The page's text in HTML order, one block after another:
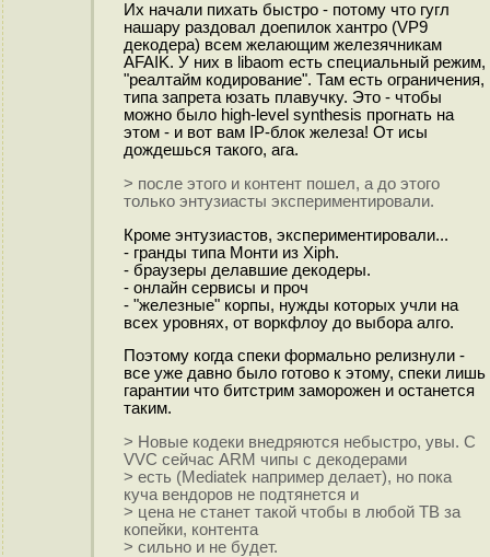
Их начали пихать быстро - потому что гугл
нашару раздовал доепилок хантро (VP9
декодера) всем желающим железячникам
AFAIK. У них в libaom есть специальный режим,
"реалтайм кодирование". Там есть ограничения,
типа запрета юзать плавучку. Это - чтобы
можно было high-level synthesis прогнать на
этом - и вот вам IP-блок железа! От исы
дождешься такого, ага.
> после этого и контент пошел, а до этого
только энтузиасты экспериментировали.
Кроме энтузиастов, экспериментировали...
- гранды типа Монти из Xiph.
- браузеры делавшие декодеры.
- онлайн сервисы и проч
- "железные" корпы, нужды которых учли на
всех уровнях, от воркфлоу до выбора алго.
Поэтому когда спеки формально релизнули -
все уже давно было готово к этому, спеки лишь
гарантии что битстрим заморожен и останется
таким.
> Новые кодеки внедряются небыстро, увы. С
VVC сейчас ARM чипы с декодерами
> есть (Mediatek например делает), но пока
куча вендоров не подтянется и
> цена не станет такой чтобы в любой ТВ за
копейки, контента
> сильно и не будет.